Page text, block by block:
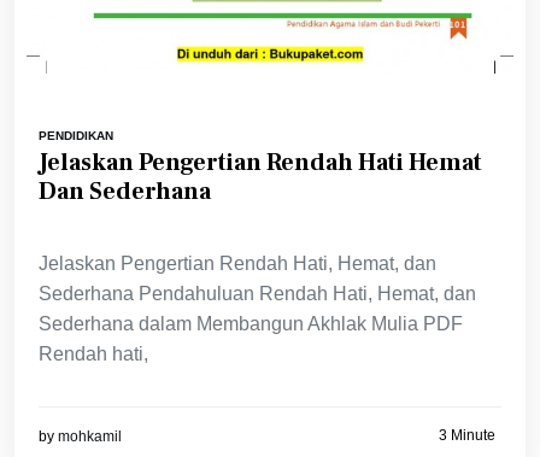
PENDIDIKAN
Jelaskan Pengertian Rendah Hati Hemat
Dan Sederhana
Jelaskan Pengertian Rendah Hati, Hemat, dan
Sederhana Pendahuluan Rendah Hati, Hemat, dan
Sederhana dalam Membangun Akhlak Mulia PDF
Rendah hati,
by mohkamil 3 Minute